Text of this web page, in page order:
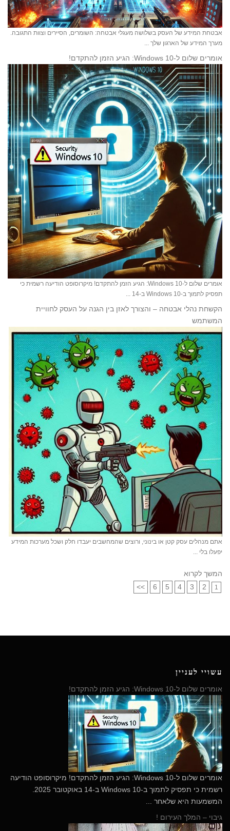
אבטחת המידע של העסק בשלושה מעגלי אבטחה: השומרים, הסיירים וצוות התגובה.
מערך המידע של הארגון שלך ...
אומרים שלום ל-Windows 10: הגיע הזמן להתקדם!
​אומרים שלום ל-Windows 10: הגיע הזמן להתקדם! מיקרוסופט הודיעה רשמית כי
תפסיק לתמוך ב-Windows 10 ב-14 ...
הקשחת נהלי אבטחה – והצורך לאזן בין הגנה על העסק לחוויית
המשתמש
אתם מנהלים עסק קטן או בינוני, ורוצים שהמחשבים יעבדו חלק ושכל מערכות המידע
יפעלו בלי ...
המשך לקרוא
1
2
3
4
5
6
>>
עשויי לעניין
אומרים שלום ל-Windows 10: הגיע הזמן להתקדם!
​אומרים שלום ל-Windows 10: הגיע הזמן להתקדם! מיקרוסופט הודיעה
המשמעות היא שלאחר ...
גיבוי – המלך העירום !